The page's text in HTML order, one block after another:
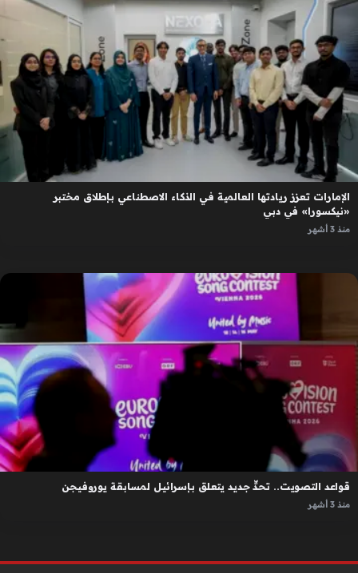
الإمارات تعزز ريادتها العالمية في الذكاء الاصطناعي بإطلاق مختبر
«نيكسورا» في دبي
منذ 3 أشهر
قواعد التصويت.. تحدٍّ جديد يتعلق بإسرائيل لمسابقة يوروفيجن
منذ 3 أشهر